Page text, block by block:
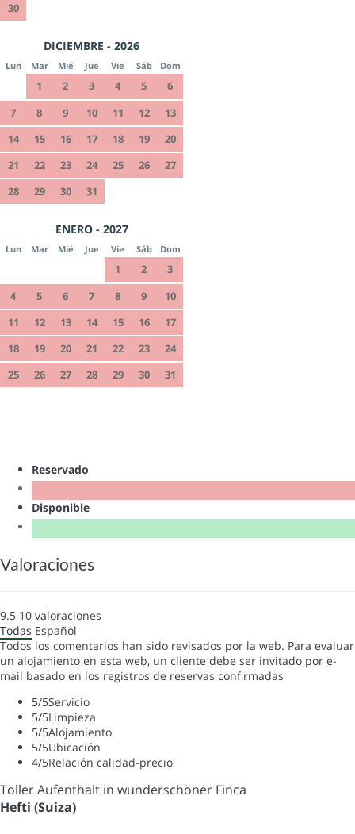
30
DICIEMBRE - 2026
Lun Mar Mié Jue Vie Sáb Dom
1 2 3 4 5
6
7
8 9 10 11 12
13
14
15 16 17 18 19
20
21
22 23 24 25 26
27
28
29 30 31
ENERO - 2027
Lun Mar Mié Jue Vie Sáb Dom
1 2
3
4
5 6 7 8 9
10
11
12 13 14 15 16
17
18
19 20 21 22 23
24
25
26 27 28 29 30 31
Reservado
Disponible
Valoraciones
9.5 10 valoraciones
Todas Español
Todos los comentarios han sido revisados por la web. Para evaluar
un alojamiento en esta web, un cliente debe ser invitado por e-
mail basado en los registros de reservas confirmadas
5/5Servicio
5/5Limpieza
5/5Alojamiento
5/5Ubicación
4/5Relación calidad-precio
Toller Aufenthalt in wunderschöner Finca
Hefti (Suiza)